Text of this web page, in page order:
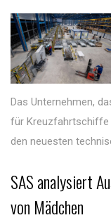
Das Unternehmen,
für Kreuzfahrtschiffe
den neuesten
SAS analysiert
von Mädchen